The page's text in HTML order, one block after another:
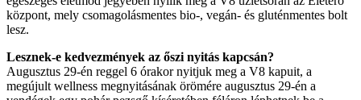
központ, mely csomagolásmentes bio-, vegán- és gluténmentes bolt
lesz.
Lesznek-e kedvezmények az őszi nyitás kapcsán?
Augusztus 29-én reggel 6 órakor nyitjuk meg a V8 kapuit, a
megújult wellness megnyitásának örömére augusztus 29-én a